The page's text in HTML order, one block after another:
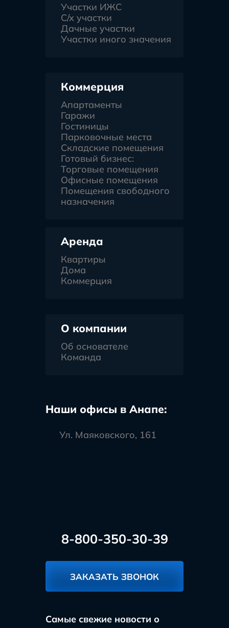
Участки ИЖС
С/х участки
Дачные участки
Участки иного значения
Коммерция
Апартаменты
Гаражи
Гостиницы
Парковочные места
Складские помещения
Готовый бизнес:
Торговые помещения
Офисные помещения
Помещения свободного
назначения
Аренда
Квартиры
Дома
Коммерция
О компании
Об основателе
Команда
Наши офисы в Анапе:
Ул. Маяковского, 161
8-800-350-30-39
ЗАКАЗАТЬ ЗВОНОК
Самые свежие новости о